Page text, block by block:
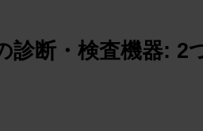
診断・検査機器: 2